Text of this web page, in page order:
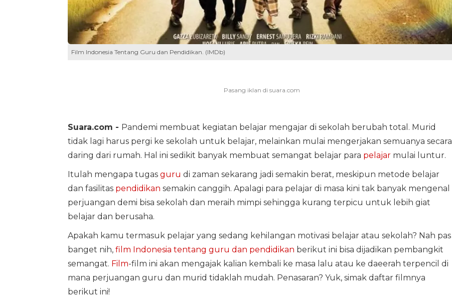
Film Indonesia Tentang Guru dan Pendidikan. (IMDb)
Suara.com - Pandemi membuat kegiatan belajar mengajar di sekolah berubah total. Murid
tidak lagi harus pergi ke sekolah untuk belajar, melainkan mulai mengerjakan semuanya secara
daring dari rumah. Hal ini sedikit banyak membuat semangat belajar para pelajarmulai luntur.
Itulah mengapa tugas guru di zaman sekarang jadi semakin berat, meskipun metode belajar
dan fasilitas pendidikan semakin canggih. Apalagi para pelajar di masa kini tak banyak mengenal
perjuangan demi bisa sekolah dan meraih mimpi sehingga kurang terpicu untuk lebih giat
belajar dan berusaha.
Apakah kamu termasuk pelajar yang sedang kehilangan motivasi belajar atau sekolah? Nah pas
banget nih, film Indonesia tentang guru dan pendidikan berikut ini bisa dijadikan pembangkit
semangat. Film-film ini akan mengajak kalian kembali ke masa lalu atau ke daeerah terpencil di
mana perjuangan guru dan murid tidaklah mudah. Penasaran? Yuk, simak daftar filmnya
berikut ini!